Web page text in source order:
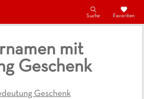
Suche Favoriten
mit
Geschenk
Geschenk